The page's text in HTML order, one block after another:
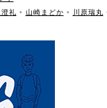
澄礼 • 山崎まどか • 川原瑞丸